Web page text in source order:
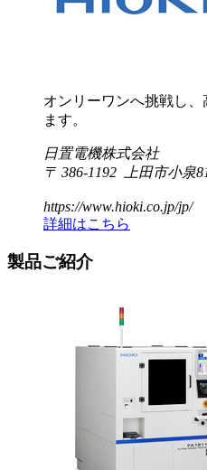
オンリーワンへ挑戦し
ます。
日置電機株式会社
〒 386-1192 上田市小泉
https://www.hioki.co.jp/jp/
詳細はこちら
製品ご紹介